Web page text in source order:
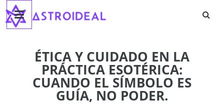
Saltar
contenido
Astroideal
ÉTICA Y CUIDADO EN LA
PRÁCTICA ESOTÉRICA:
CUANDO EL SÍMBOLO ES
GUÍA, NO PODER.